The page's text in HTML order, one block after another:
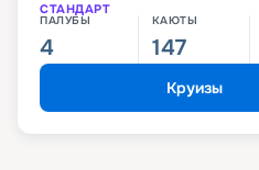
СТАНДАРТ
ПАЛУБЫ
4
КАЮТЫ
147
Круизы